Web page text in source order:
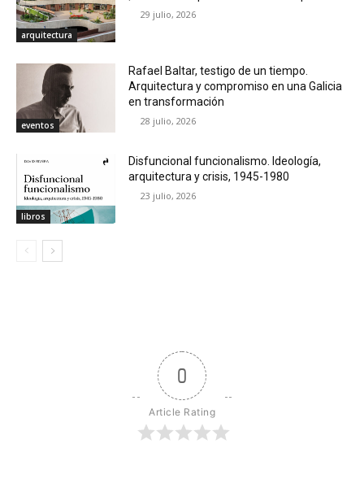
arquitectura
29 julio, 2026
eventos
Rafael Baltar, testigo de un tiempo.
Arquitectura y compromiso en una Galicia
en transformación
28 julio, 2026
libros
Disfuncional funcionalismo. Ideología,
arquitectura y crisis, 1945-1980
23 julio, 2026
0
Article Rating